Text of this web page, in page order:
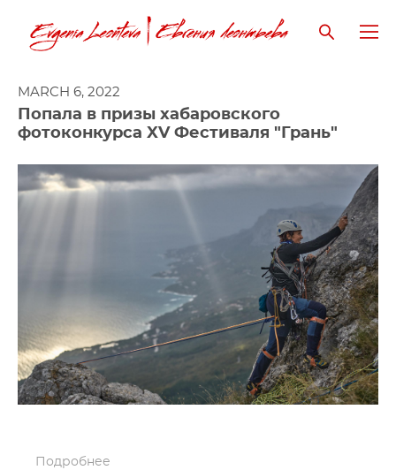
MARCH 6, 2022
Попала в призы хабаровского
фотоконкурса XV Фестиваля "Грань"
Подробнее